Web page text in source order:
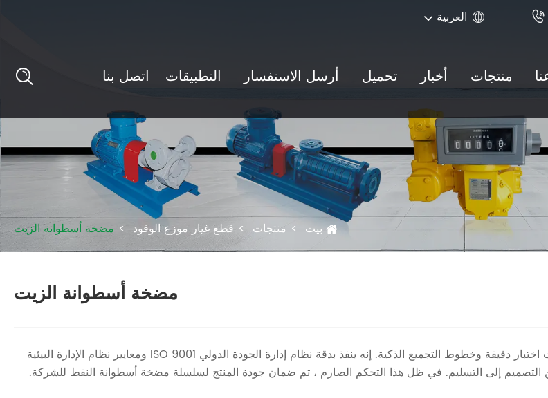

 العربية
منتجات أخبار تحميل أرسل الاستفسار التطبيقات اتصل بنا
بيت منتجات قطع غيار موزع الوقود مضخة أسطوانة الزيت
مضخة أسطوانة الزيت
أنشأ قاعدة إنتاج حديثة. مزودة بمراكز تصنيع متقدمة ، وأدوات اختبار دقيقة وخطوط التجميع الذكية. إنه ينفذ بدقة نظام إدارة الجودة الدولي ISO 9001 ومعايير نظام الإدارة البيئية